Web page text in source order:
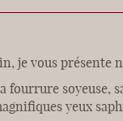
je vous présente
fourrure soyeuse,
yeux